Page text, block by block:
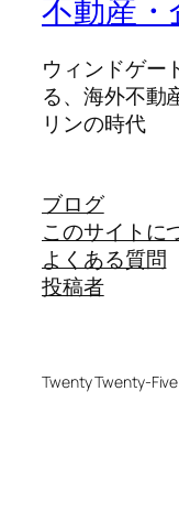
不動産・
ウィンドゲー
る、海外不動
リンの時代
ブログ
このサイトに
よくある質問
投稿者
Twenty Twenty-Five